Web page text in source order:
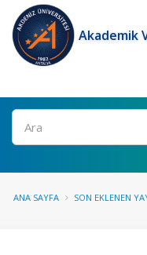
Akademik
Ara
ANA SAYFA SON EKLENEN